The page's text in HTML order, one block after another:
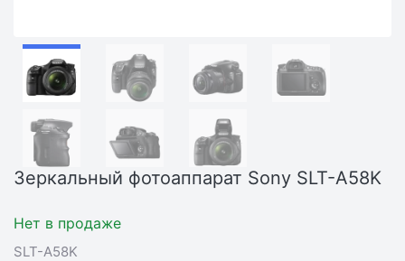
Зеркальный фотоаппарат Sony SLT-A58K
Нет в продаже
SLT-A58K